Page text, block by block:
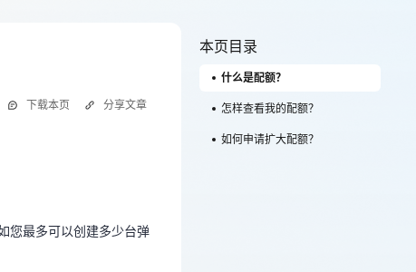
，
国家云助力中小企业腾飞，高额上云补贴重磅
下载本页 分享文章
您最多可以创建多少台弹
本页目录
什么是配额？
怎样查看我的配额？
如何申请扩大配额？